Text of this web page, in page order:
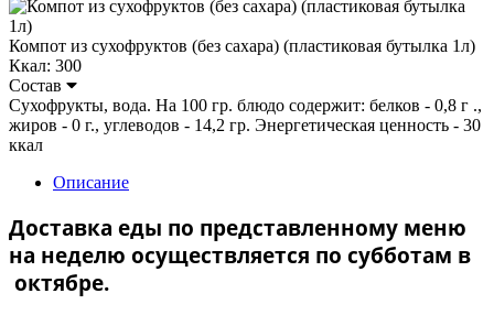
Компот из сухофруктов (без сахара) (пластиковая бутылка 1л)
Ккал: 300
Состав
Сухофрукты, вода. На 100 гр. блюдо содержит: белков - 0,8 г .,
жиров - 0 г., углеводов - 14,2 гр. Энергетическая ценность - 30
ккал
Описание
Доставка еды по представленному меню
на неделю осуществляется по субботам в
октябре.